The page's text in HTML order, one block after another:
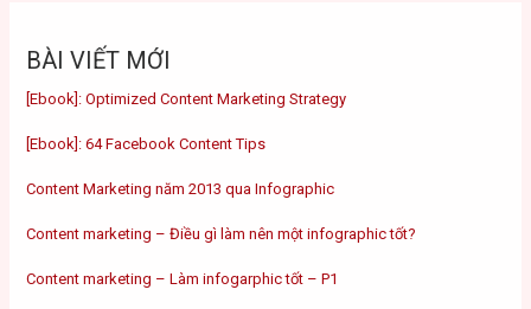
BÀI VIẾT MỚI
[Ebook]: Optimized Content Marketing Strategy
[Ebook]: 64 Facebook Content Tips
Content Marketing năm 2013 qua Infographic
Content marketing – Điều gì làm nên một infographic tốt?
Content marketing – Làm infogarphic tốt – P1